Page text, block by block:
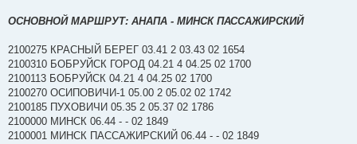
ОСНОВНОЙ МАРШРУТ: АНАПА - МИНСК ПАССАЖИРСКИЙ
2100275 КРАСНЫЙ БЕРЕГ 03.41 2 03.43 02 1654
2100310 БОБРУЙСК ГОРОД 04.21 4 04.25 02 1700
2100113 БОБРУЙСК 04.21 4 04.25 02 1700
2100270 ОСИПОВИЧИ-1 05.00 2 05.02 02 1742
2100185 ПУХОВИЧИ 05.35 2 05.37 02 1786
2100000 МИНСК 06.44 - - 02 1849
2100001 МИНСК ПАССАЖИРСКИЙ 06.44 - - 02 1849